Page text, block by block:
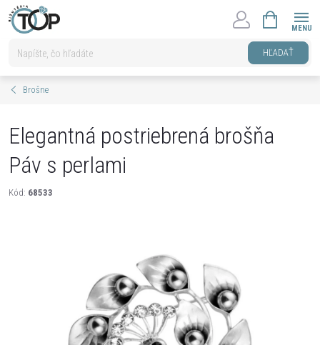
Prejsť
na
HĽADAŤ
KOŠÍK
Brošne
Elegantná postriebrená brošňa
Páv s perlami
Kód: 68533